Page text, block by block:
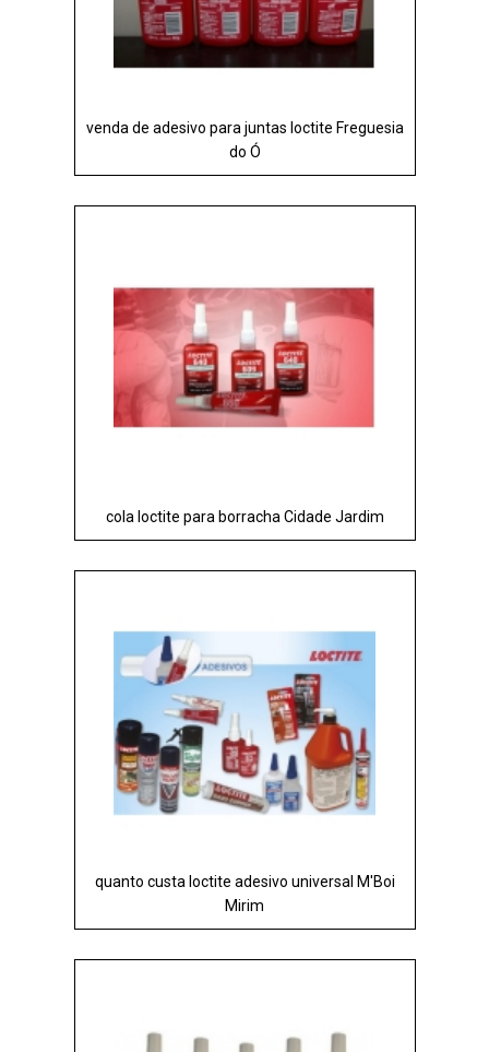
venda de adesivo para juntas loctite Freguesia
do Ó
cola loctite para borracha Cidade Jardim
quanto custa loctite adesivo universal M'Boi
Mirim